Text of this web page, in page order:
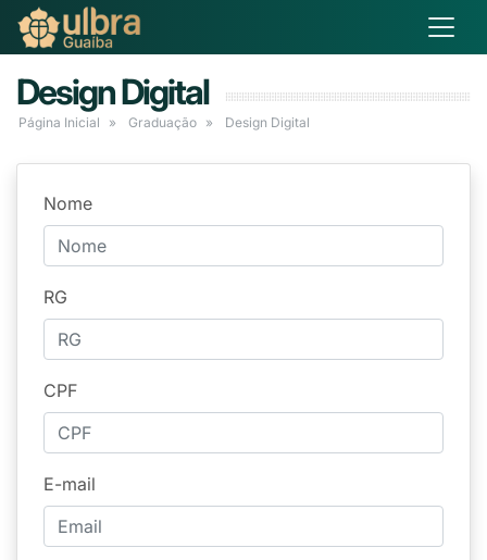
Design Digital
Página Inicial Graduação Design Digital
Nome
RG
CPF
E-mail